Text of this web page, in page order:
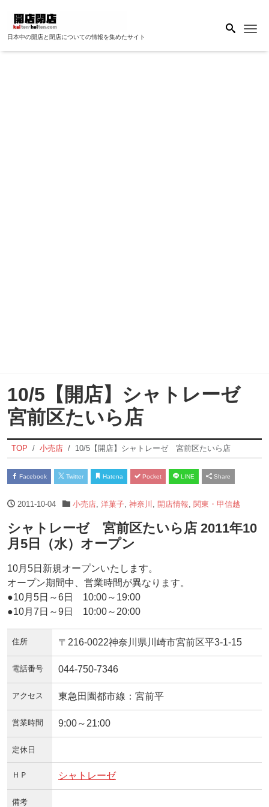
日本中の開店と閉店についての情報を集めたサイト
10/5【開店】シャトレーゼ
宮前区たいら店
TOP 小売店 10/5【開店】シャトレーゼ 宮前区たいら店
Facebook Twitter Hatena Pocket LINE Share
2011-10-04 小売店, 洋菓子, 神奈川 開店情報 関東・甲信越
シャトレーゼ 宮前区たいら店 2011年10
月5日（水）オープン
10月5日新規オープンいたします。
オープン期間中、営業時間が異なります。
●10月5日～6日 10:00～19:00
●10月7日～9日 10:00～20:00
住所 〒216-0022神奈川県川崎市宮前区平3-1-15
電話番号 044-750-7346
アクセス 東急田園都市線：宮前平
営業時間 9:00～21:00
定休日
ＨＰ シャトレーゼ
備考